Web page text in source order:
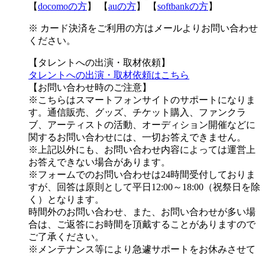
【docomoの方】 【auの方】 【softbankの方】
※ カード決済をご利用の方はメールよりお問い合わせ
ください。
【タレントへの出演・取材依頼】
タレントへの出演・取材依頼はこちら
【お問い合わせ時のご注意】
※こちらはスマートフォンサイトのサポートになりま
す。通信販売、グッズ、チケット購入、ファンクラ
ブ、アーティストの活動、オーディション開催などに
関するお問い合わせには、一切お答えできません。
※上記以外にも、お問い合わせ内容によっては運営上
お答えできない場合があります。
※フォームでのお問い合わせは24時間受付しておりま
すが、
回答は原則として平日12:00～18:00（祝祭日を除
く）
となります。
時間外のお問い合わせ、また、お問い合わせが多い場
合は、ご返答にお時間を頂戴することがありますので
ご了承ください。
※メンテナンス等により急遽サポートをお休みさせて